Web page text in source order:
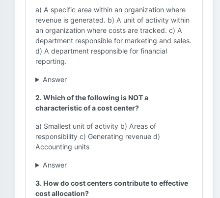
a) A specific area within an organization where
revenue is generated. b) A unit of activity within
an organization where costs are tracked. c) A
department responsible for marketing and sales.
d) A department responsible for financial
reporting.
Answer
2. Which of the following is NOT a
characteristic of a cost center?
a) Smallest unit of activity b) Areas of
responsibility c) Generating revenue d)
Accounting units
Answer
3. How do cost centers contribute to effective
cost allocation?